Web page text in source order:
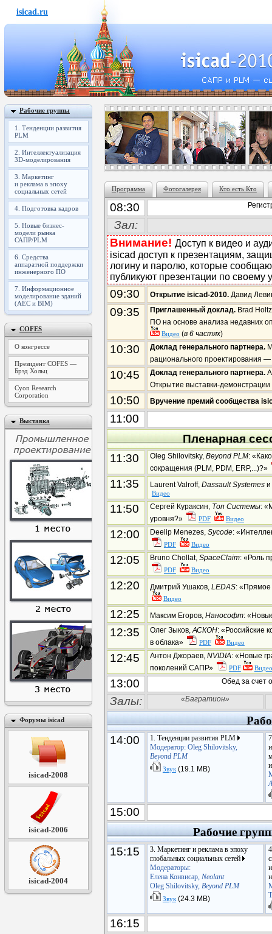
isicad.ru
Рабочие группы
1. Тенденции развития
PLM
2. Интеллектуализация
3D-моделирования
3. Маркетинг
и реклама в эпоху
социальных сетей
4. Подготовка кадров
5. Новые бизнес-
модели рынка
САПР/PLM
6. Средства
аппаратной поддержки
инженерного ПО
7. Информационное
моделирование зданий
(AEC и BIM)
COFES
О конгрессе
Президент COFES —
Брэд Хольц
Cyon Research
Corporation
Выставка
Форумы isicad
isicad-2008
isicad-2006
isicad-2004
Программа Фотогалерея Кто есть Кто
08:30
Зал:
Внимание! Доступ к видео и
isicad доступ к презентациям,
логину и паролю, которые
публикуют презентации по своему
09:30 Открытие isicad-2010.Давид
09:35 Приглашенный доклад.Brad
ПО на основе анализа недавних
Видео (в 6 частях)
10:30 Доклад генерального партнера.
рационального проектирования
10:45 Доклад генерального партнера.
Открытие выставки-
10:50 Вручение премий сообщества
11:00
Пленарная
11:30
Oleg Shilovitsky, Beyond PLM:
сокращения (PLM, PDM, ERP,...)?»
11:35 Laurent Valroff, Dassault Systemesи
Видео
11:50 Сергей Кураксин, Топ Системы:
уровня?»
PDF Видео
12:00 Deelip Menezes, Sycode:
PDF Видео
12:05 Bruno Chollat, SpaceClaim: «Роль
PDF Видео
12:20 Дмитрий Ушаков, LEDAS: «Прямое
Видео
12:25 Максим Егоров, Нанософт:
12:35 Олег Зыков,АСКОН: «Российские
в облака»
PDF Видео
12:45 Антон Джораев, NVIDIA: «Новые
поколений САПР»
PDF Видео
13:00 Обед за счет
Залы: «Багратион»
14:00
1. Тенденции развития PLM
Модератор: Oleg Shilovitsky,
Beyond PLM
Звук(19.1 MB)
15:00
Рабочие
15:15
3. Маркетинг и реклама в эпоху
глобальных социальных сетей
Модераторы:
Елена Конвисар, Neolant
Oleg Shilovitsky, Beyond PLM
Звук(24.3 MB)
16:15